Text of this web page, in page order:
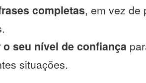
completas, em vez de
seu nível de confiança
situações.